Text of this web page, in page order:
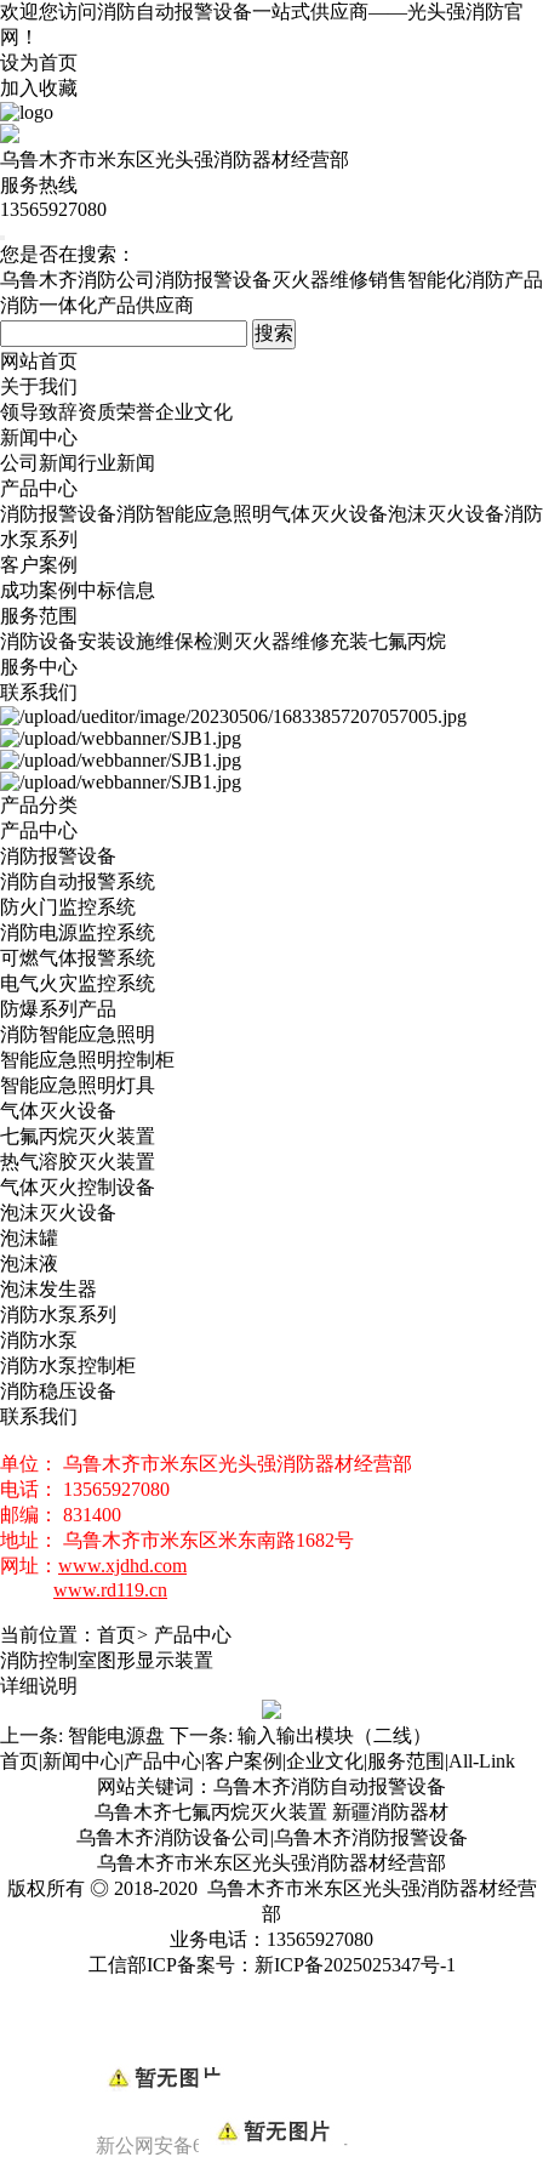
欢迎您访问消防自动报警设备一站式供应商——光头强消防官
网！
设为首页
加入收藏
乌鲁木齐市米东区光头强消防器材经营部
服务热线
13565927080
您是否在搜索：
乌鲁木齐消防公司 消防报警设备灭火器维修销售智能化消防产品
消防一体化产品供应商
网站首页
关于我们
领导致辞资质荣誉企业文化
新闻中心
公司新闻行业新闻
产品中心
消防报警设备消防智能应急照明气体灭火设备泡沫灭火设备消防
水泵系列
客户案例
成功案例中标信息
服务范围
消防设备安装设施维保检测 灭火器维修充装七氟丙烷
服务中心
联系我们
产品分类
产品中心
消防报警设备
消防自动报警系统
防火门监控系统
消防电源监控系统
可燃气体报警系统
电气火灾监控系统
防爆系列产品
消防智能应急照明
智能应急照明控制柜
智能应急照明灯具
气体灭火设备
七氟丙烷灭火装置
热气溶胶灭火装置
气体灭火控制设备
泡沫灭火设备
泡沫罐
泡沫液
泡沫发生器
消防水泵系列
消防水泵
消防水泵控制柜
消防稳压设备
联系我们
单位： 乌鲁木齐市米东区光头强消防器材经营部
电话： 13565927080
邮编： 831400
地址： 乌鲁木齐市米东区米东南路1682号
网址： www.xjdhd.com
www.rd119.cn
当前位置： 首页> 产品中心
消防控制室图形显示装置
详细说明
上一条: 智能电源盘 下一条: 输入输出模块（二线）
首页|新闻中心|产品中心|客户案例 |企业文化|服务范围 |All-Link
网站关键词：乌鲁木齐消防自动报警设备
乌鲁木齐七氟丙烷灭火装置 新疆消防器材
乌鲁木齐消防设备公司|乌鲁木齐消防报警设备
乌鲁木齐市米东区光头强消防器材经营部
版权所有 ◎ 2018-2020 乌鲁木齐市米东区光头强消防器材经营
部
业务电话：13565927080
工信部ICP备案号： 新ICP备2025025347号-1
新公网安备65010902000949号